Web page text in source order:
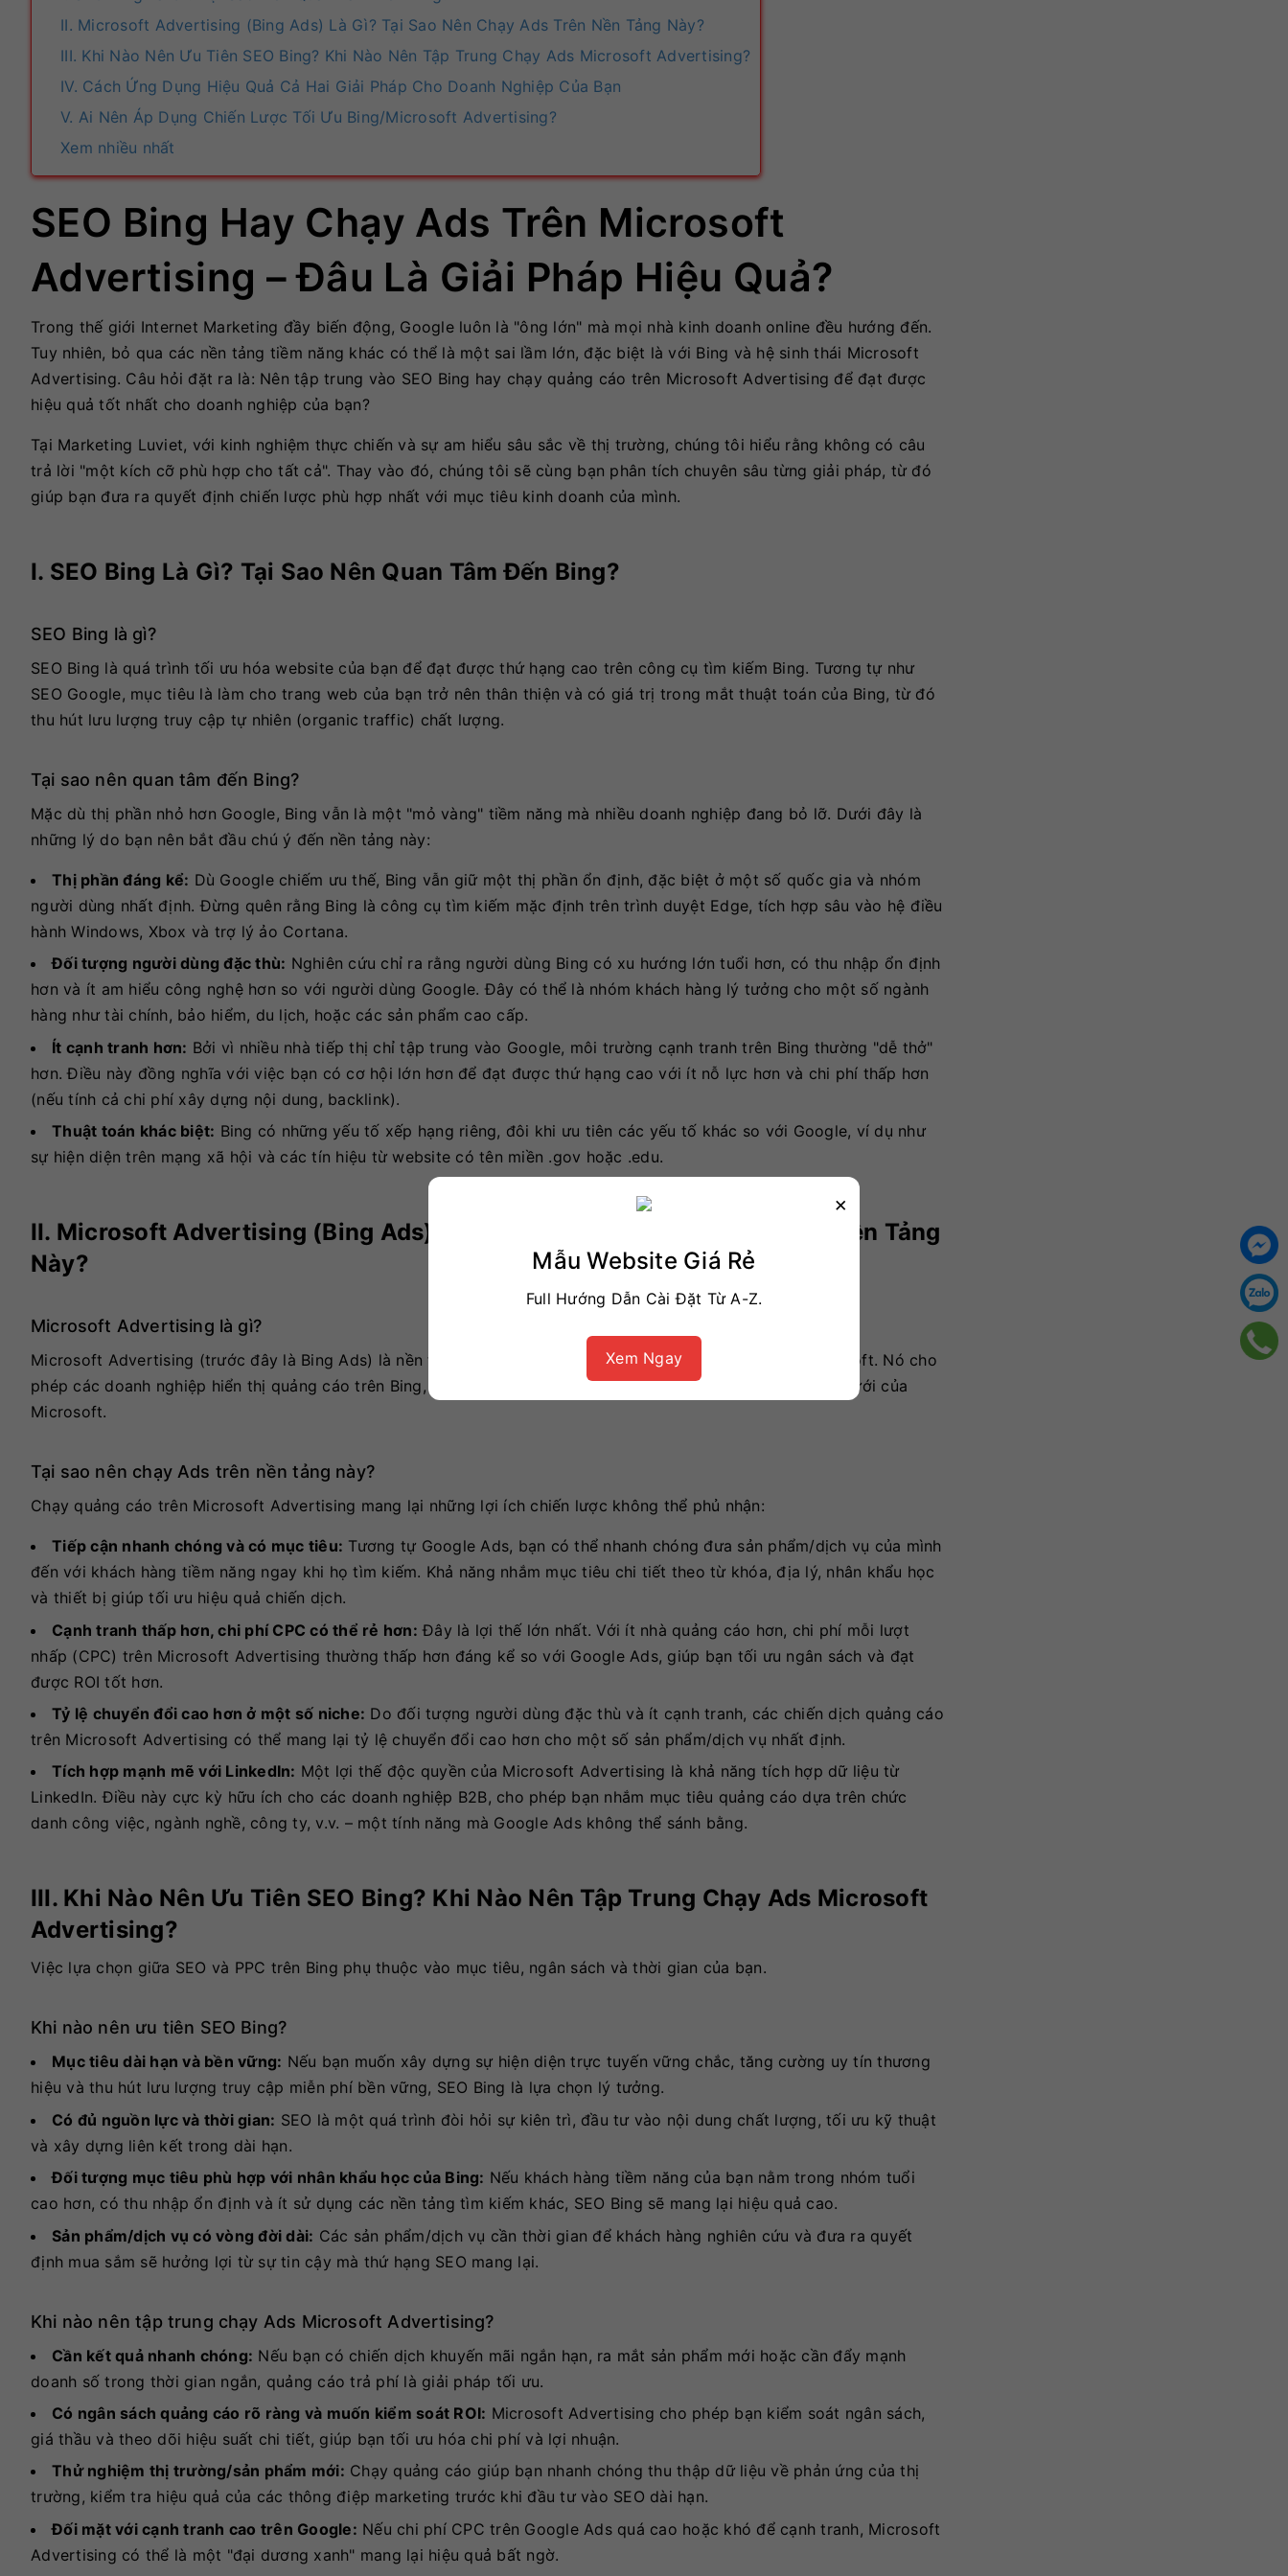
II. Microsoft Advertising (Bing Ads) Là Gì? Tại Sao Nên Chạy Ads Trên Nền Tảng Này?
III. Khi Nào Nên Ưu Tiên SEO Bing? Khi Nào Nên Tập Trung Chạy Ads Microsoft Advertising?
IV. Cách Ứng Dụng Hiệu Quả Cả Hai Giải Pháp Cho Doanh Nghiệp Của Bạn
V. Ai Nên Áp Dụng Chiến Lược Tối Ưu Bing/Microsoft Advertising?
Xem nhiều nhất
SEO Bing Hay Chạy Ads Trên Microsoft
Advertising – Đâu Là Giải Pháp Hiệu Quả?
Trong thế giới Internet Marketing đầy biến động, Google luôn là "ông lớn" mà mọi nhà kinh doanh online đều hướng đến.
Tuy nhiên, bỏ qua các nền tảng tiềm năng khác có thể là một sai lầm lớn, đặc biệt là với Bing và hệ sinh thái Microsoft
Advertising. Câu hỏi đặt ra là: Nên tập trung vào SEO Bing hay chạy quảng cáo trên Microsoft Advertising để đạt được
hiệu quả tốt nhất cho doanh nghiệp của bạn?
Tại Marketing Luviet, với kinh nghiệm thực chiến và sự am hiểu sâu sắc về thị trường, chúng tôi hiểu rằng không có câu
trả lời "một kích cỡ phù hợp cho tất cả". Thay vào đó, chúng tôi sẽ cùng bạn phân tích chuyên sâu từng giải pháp, từ đó
giúp bạn đưa ra quyết định chiến lược phù hợp nhất với mục tiêu kinh doanh của mình.
I. SEO Bing Là Gì? Tại Sao Nên Quan Tâm Đến Bing?
SEO Bing là gì?
SEO Bing là quá trình tối ưu hóa website của bạn để đạt được thứ hạng cao trên công cụ tìm kiếm Bing. Tương tự như
SEO Google, mục tiêu là làm cho trang web của bạn trở nên thân thiện và có giá trị trong mắt thuật toán của Bing, từ đó
thu hút lưu lượng truy cập tự nhiên (organic traffic) chất lượng.
Tại sao nên quan tâm đến Bing?
Mặc dù thị phần nhỏ hơn Google, Bing vẫn là một "mỏ vàng" tiềm năng mà nhiều doanh nghiệp đang bỏ lỡ. Dưới đây là
những lý do bạn nên bắt đầu chú ý đến nền tảng này:
Thị phần đáng kể: Dù Google chiếm ưu thế, Bing vẫn giữ một thị phần ổn định, đặc biệt ở một số quốc gia và nhóm
người dùng nhất định. Đừng quên rằng Bing là công cụ tìm kiếm mặc định trên trình duyệt Edge, tích hợp sâu vào hệ điều
hành Windows, Xbox và trợ lý ảo Cortana.
Đối tượng người dùng đặc thù: Nghiên cứu chỉ ra rằng người dùng Bing có xu hướng lớn tuổi hơn, có thu nhập ổn định
hơn và ít am hiểu công nghệ hơn so với người dùng Google. Đây có thể là nhóm khách hàng lý tưởng cho một số ngành
hàng như tài chính, bảo hiểm, du lịch, hoặc các sản phẩm cao cấp.
Ít cạnh tranh hơn: Bởi vì nhiều nhà tiếp thị chỉ tập trung vào Google, môi trường cạnh tranh trên Bing thường "dễ thở"
hơn. Điều này đồng nghĩa với việc bạn có cơ hội lớn hơn để đạt được thứ hạng cao với ít nỗ lực hơn và chi phí thấp hơn
(nếu tính cả chi phí xây dựng nội dung, backlink).
Thuật toán khác biệt: Bing có những yếu tố xếp hạng riêng, đôi khi ưu tiên các yếu tố khác so với Google, ví dụ như
sự hiện diện trên mạng xã hội và các tín hiệu từ website có tên miền .gov hoặc .edu.
II. Microsoft Advertising (Bing Ads) Là Gì? Tại Sao Nên Chạy Ads Trên Nền Tảng
Này?
Microsoft Advertising là gì?
Microsoft Advertising (trước đây là Bing Ads) là nền tảng quảng cáo trả phí (PPC – Pay Per Click) của Microsoft. Nó cho
phép các doanh nghiệp hiển thị quảng cáo trên Bing, Yahoo, AOL và các trang web đối tác khác trong mạng lưới của
Microsoft.
Tại sao nên chạy Ads trên nền tảng này?
Chạy quảng cáo trên Microsoft Advertising mang lại những lợi ích chiến lược không thể phủ nhận:
Tiếp cận nhanh chóng và có mục tiêu: Tương tự Google Ads, bạn có thể nhanh chóng đưa sản phẩm/dịch vụ của mình
đến với khách hàng tiềm năng ngay khi họ tìm kiếm. Khả năng nhắm mục tiêu chi tiết theo từ khóa, địa lý, nhân khẩu học
và thiết bị giúp tối ưu hiệu quả chiến dịch.
Cạnh tranh thấp hơn, chi phí CPC có thể rẻ hơn: Đây là lợi thế lớn nhất. Với ít nhà quảng cáo hơn, chi phí mỗi lượt
nhấp (CPC) trên Microsoft Advertising thường thấp hơn đáng kể so với Google Ads, giúp bạn tối ưu ngân sách và đạt
được ROI tốt hơn.
Tỷ lệ chuyển đổi cao hơn ở một số niche: Do đối tượng người dùng đặc thù và ít cạnh tranh, các chiến dịch quảng cáo
trên Microsoft Advertising có thể mang lại tỷ lệ chuyển đổi cao hơn cho một số sản phẩm/dịch vụ nhất định.
Tích hợp mạnh mẽ với LinkedIn: Một lợi thế độc quyền của Microsoft Advertising là khả năng tích hợp dữ liệu từ
LinkedIn. Điều này cực kỳ hữu ích cho các doanh nghiệp B2B, cho phép bạn nhắm mục tiêu quảng cáo dựa trên chức
danh công việc, ngành nghề, công ty, v.v. – một tính năng mà Google Ads không thể sánh bằng.
III. Khi Nào Nên Ưu Tiên SEO Bing? Khi Nào Nên Tập Trung Chạy Ads Microsoft
Advertising?
Việc lựa chọn giữa SEO và PPC trên Bing phụ thuộc vào mục tiêu, ngân sách và thời gian của bạn.
Khi nào nên ưu tiên SEO Bing?
Mục tiêu dài hạn và bền vững: Nếu bạn muốn xây dựng sự hiện diện trực tuyến vững chắc, tăng cường uy tín thương
hiệu và thu hút lưu lượng truy cập miễn phí bền vững, SEO Bing là lựa chọn lý tưởng.
Có đủ nguồn lực và thời gian: SEO là một quá trình đòi hỏi sự kiên trì, đầu tư vào nội dung chất lượng, tối ưu kỹ thuật
và xây dựng liên kết trong dài hạn.
Đối tượng mục tiêu phù hợp với nhân khẩu học của Bing: Nếu khách hàng tiềm năng của bạn nằm trong nhóm tuổi
cao hơn, có thu nhập ổn định và ít sử dụng các nền tảng tìm kiếm khác, SEO Bing sẽ mang lại hiệu quả cao.
Sản phẩm/dịch vụ có vòng đời dài: Các sản phẩm/dịch vụ cần thời gian để khách hàng nghiên cứu và đưa ra quyết
định mua sắm sẽ hưởng lợi từ sự tin cậy mà thứ hạng SEO mang lại.
Khi nào nên tập trung chạy Ads Microsoft Advertising?
Cần kết quả nhanh chóng: Nếu bạn có chiến dịch khuyến mãi ngắn hạn, ra mắt sản phẩm mới hoặc cần đẩy mạnh
doanh số trong thời gian ngắn, quảng cáo trả phí là giải pháp tối ưu.
Có ngân sách quảng cáo rõ ràng và muốn kiểm soát ROI: Microsoft Advertising cho phép bạn kiểm soát ngân sách,
giá thầu và theo dõi hiệu suất chi tiết, giúp bạn tối ưu hóa chi phí và lợi nhuận.
Thử nghiệm thị trường/sản phẩm mới: Chạy quảng cáo giúp bạn nhanh chóng thu thập dữ liệu về phản ứng của thị
trường, kiểm tra hiệu quả của các thông điệp marketing trước khi đầu tư vào SEO dài hạn.
Đối mặt với cạnh tranh cao trên Google: Nếu chi phí CPC trên Google Ads quá cao hoặc khó để cạnh tranh, Microsoft
Advertising có thể là một "đại dương xanh" mang lại hiệu quả bất ngờ.
×
Mẫu Website Giá Rẻ
Full Hướng Dẫn Cài Đặt Từ A-Z.
Xem Ngay